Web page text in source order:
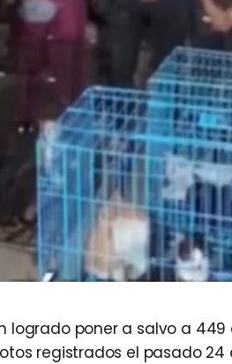
logrado poner a salvo a
registrados el pasado 24